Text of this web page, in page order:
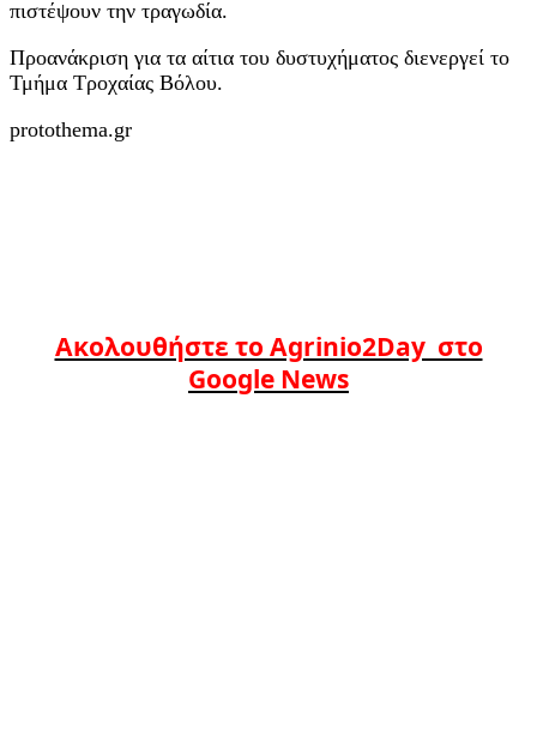
πιστέψουν την τραγωδία.
Προανάκριση για τα αίτια του δυστυχήματος διενεργεί το
Τμήμα Τροχαίας Βόλου.
protothema.gr
Ακολουθήστε το Agrinio2Day στο
Google News